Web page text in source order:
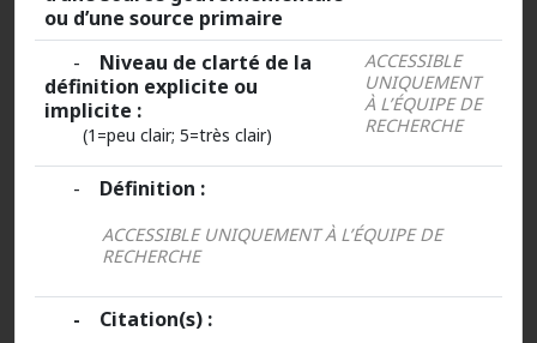
ou d’une source primaire
- Niveau de clarté de la
définition explicite ou
implicite :
(1=peu clair; 5=très clair)
ACCESSIBLE
UNIQUEMENT
À L’ÉQUIPE DE
RECHERCHE
- Définition :
ACCESSIBLE UNIQUEMENT À L’ÉQUIPE DE
RECHERCHE
- Citation(s) :